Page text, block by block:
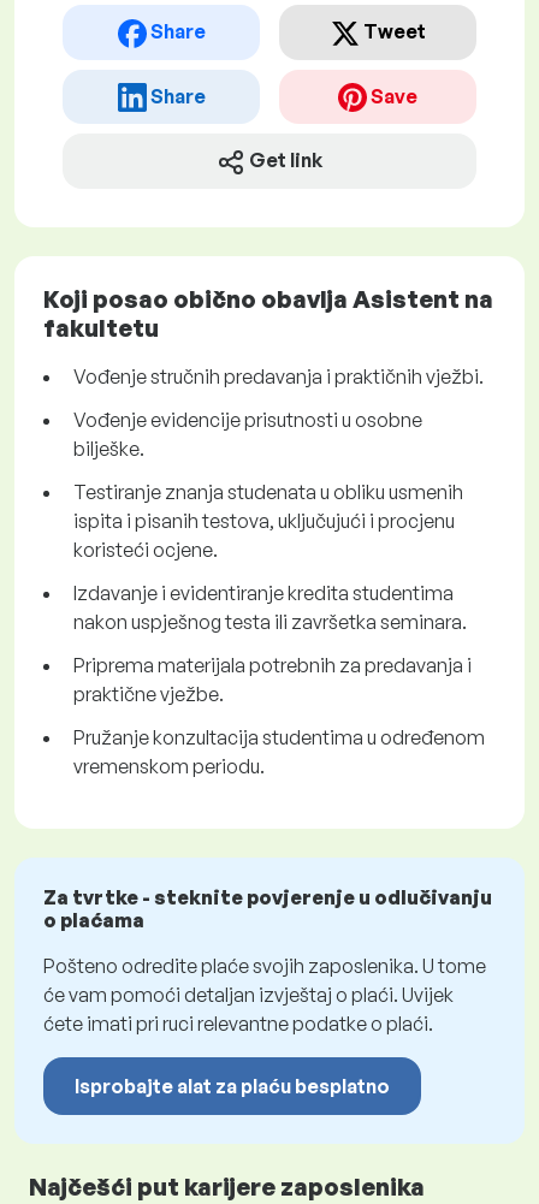
Share Tweet
Share Save
Get link
Koji posao obično obavlja Asistent na
fakultetu
Vođenje stručnih predavanja i praktičnih vježbi.
Vođenje evidencije prisutnosti u osobne
bilješke.
Testiranje znanja studenata u obliku usmenih
ispita i pisanih testova, uključujući i procjenu
koristeći ocjene.
Izdavanje i evidentiranje kredita studentima
nakon uspješnog testa ili završetka seminara.
Priprema materijala potrebnih za predavanja i
praktične vježbe.
Pružanje konzultacija studentima u određenom
vremenskom periodu.
Za tvrtke - steknite povjerenje u odlučivanju
o plaćama
Pošteno odredite plaće svojih zaposlenika. U tome
će vam pomoći detaljan izvještaj o plaći. Uvijek
ćete imati pri ruci relevantne podatke o plaći.
Isprobajte alat za plaću besplatno
Najčešći put karijere zaposlenika